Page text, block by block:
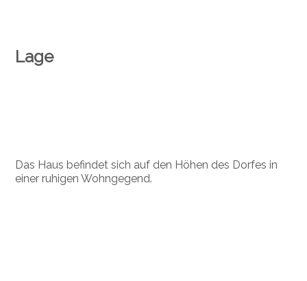
Lage
Das Haus befindet sich auf den Höhen des Dorfes in
einer ruhigen Wohngegend.